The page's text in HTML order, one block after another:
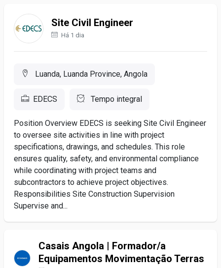
Site Civil Engineer
Há 1 dia
Luanda, Luanda Province, Angola
EDECS Tempo integral
Position Overview EDECS is seeking Site Civil Engineer
to oversee site activities in line with project
specifications, drawings, and schedules. This role
ensures quality, safety, and environmental compliance
while coordinating with project teams and
subcontractors to achieve project objectives.
Responsibilities Site Construction Supervision
Supervise and...
Casais Angola | Formador/a
Equipamentos Movimentação Terras